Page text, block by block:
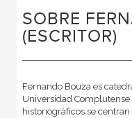
SOBRE
(ESCRITOR)
Fernando Bouza es
Universidad Complutense
historiográficos se